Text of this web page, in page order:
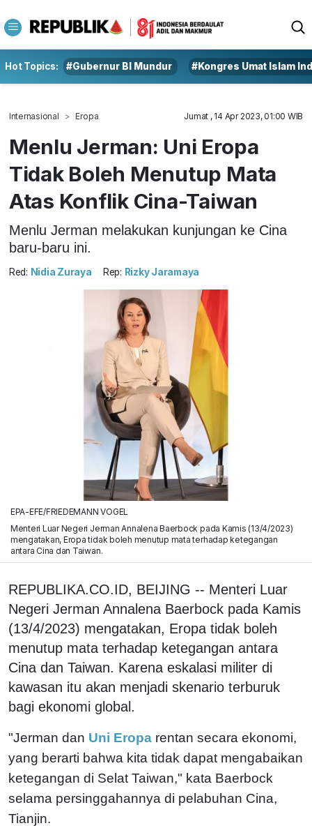
Hot Topics: #Gubernur BI Mundur #Kongres Umat Islam
Internasional Eropa Jumat , 14 Apr 2023, 01:00 WIB
Menlu Jerman: Uni Eropa
Tidak Boleh Menutup Mata
Atas Konflik Cina-Taiwan
Menlu Jerman melakukan kunjungan ke Cina
baru-baru ini.
Red: Nidia Zuraya Rep: Rizky Jaramaya
EPA-EFE/FRIEDEMANN VOGEL
Menteri Luar Negeri Jerman Annalena Baerbock pada Kamis (13/4/2023)
mengatakan, Eropa tidak boleh menutup mata terhadap ketegangan
antara Cina dan Taiwan.
REPUBLIKA.CO.ID, BEIJING -- Menteri Luar
Negeri Jerman Annalena Baerbock pada Kamis
(13/4/2023) mengatakan, Eropa tidak boleh
menutup mata terhadap ketegangan antara
Cina dan Taiwan. Karena eskalasi militer di
kawasan itu akan menjadi skenario terburuk
bagi ekonomi global.
"Jerman dan Uni Eropa rentan secara ekonomi,
yang berarti bahwa kita tidak dapat mengabaikan
ketegangan di Selat Taiwan," kata Baerbock
selama persinggahannya di pelabuhan Cina,
Tianjin.